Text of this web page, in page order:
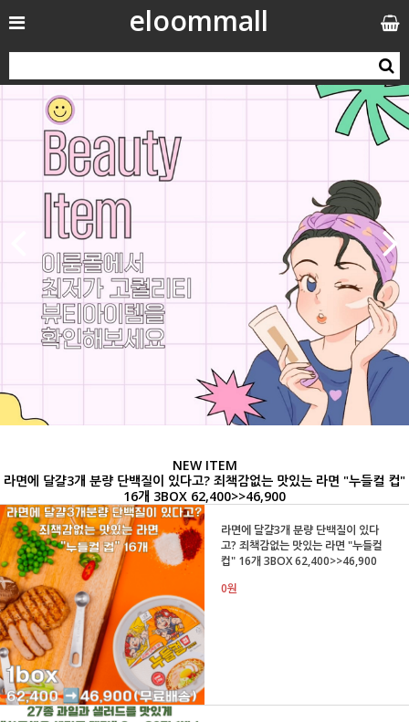
eloommall
NEW ITEM
라면에 달걀3개 분량 단백질이 있다고? 죄책감없는 맛있는 라면 "누들컬 컵"
16개 3BOX 62,400>>46,900
라면에 달걀3개 분량 단백질이 있다
고? 죄책감없는 맛있는 라면 "누들컬
컵" 16개 3BOX 62,400>>46,900
0원